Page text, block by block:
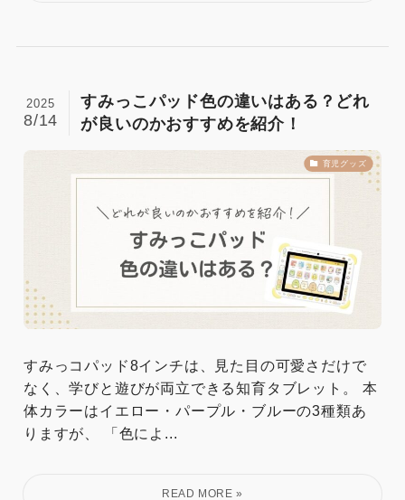
すみっこパッド色の違いはある？どれ
が良いのかおすすめを紹介！
2025
8/14
育児グッズ
すみっコパッド8インチは、見た目の可愛さだけで
なく、学びと遊びが両立できる知育タブレット。 本
体カラーはイエロー・パープル・ブルーの3種類あ
りますが、 「色によ...